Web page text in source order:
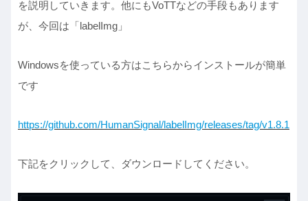
を説明していきます。他にもVoTTなどの手段もあります
が、今回は「labelImg」
Windowsを使っている方はこちらからインストールが簡単
です
https://github.com/HumanSignal/labelImg/releases/tag/v1.8.1
下記をクリックして、ダウンロードしてください。